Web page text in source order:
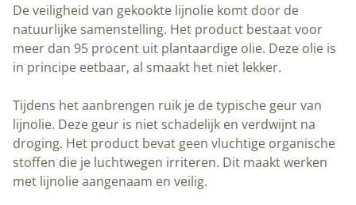
De veiligheid van gekookte lijnolie komt door de
natuurlijke samenstelling. Het product bestaat voor
meer dan 95 procent uit plantaardige olie. Deze olie is
in principe eetbaar, al smaakt het niet lekker.
Tijdens het aanbrengen ruik je de typische geur van
lijnolie. Deze geur is niet schadelijk en verdwijnt na
droging. Het product bevat geen vluchtige organische
stoffen die je luchtwegen irriteren. Dit maakt werken
met lijnolie aangenaam en veilig.